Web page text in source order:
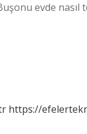
evde
https://